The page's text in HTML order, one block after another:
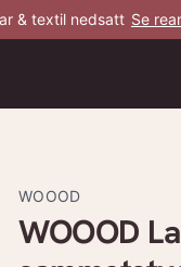
& textil nedsatt Se
WOOOD
WOOOD